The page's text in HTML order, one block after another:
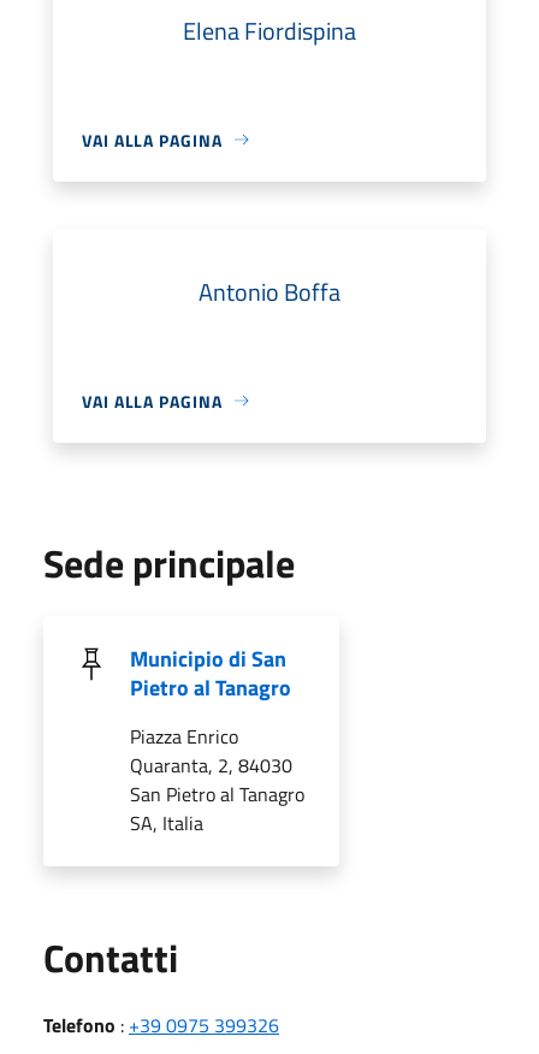
Elena Fiordispina
VAI ALLA PAGINA
Antonio Boffa
VAI ALLA PAGINA
Sede principale
Municipio di San
Pietro al Tanagro
Piazza Enrico
Quaranta, 2, 84030
San Pietro al Tanagro
SA, Italia
Contatti
Telefono : +39 0975 399326